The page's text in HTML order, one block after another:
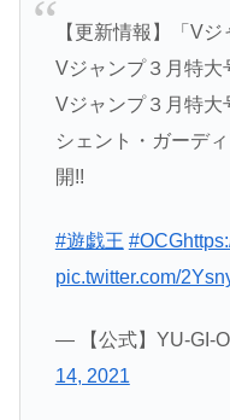
【更新情報】「V
Vジャンプ３月特大
Vジャンプ３月特
シェント・ガーデ
開!!
#遊戯王 #OCG
pic.twitter.com/
— 【公式】YU-GI-
14, 2021